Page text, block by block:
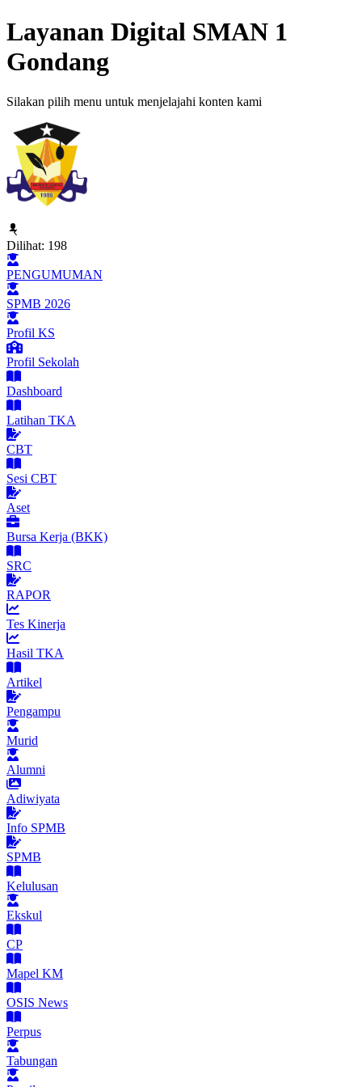
Layanan Digital SMAN 1
Gondang
Silakan pilih menu untuk menjelajahi konten kami
Dilihat: 198
PENGUMUMAN
SPMB 2026
Profil KS
Profil Sekolah
Dashboard
Latihan TKA
CBT
Sesi CBT
Aset
Bursa Kerja (BKK)
SRC
RAPOR
Tes Kinerja
Hasil TKA
Artikel
Pengampu
Murid
Alumni
Adiwiyata
Info SPMB
SPMB
Kelulusan
Ekskul
CP
Mapel KM
OSIS News
Perpus
Tabungan